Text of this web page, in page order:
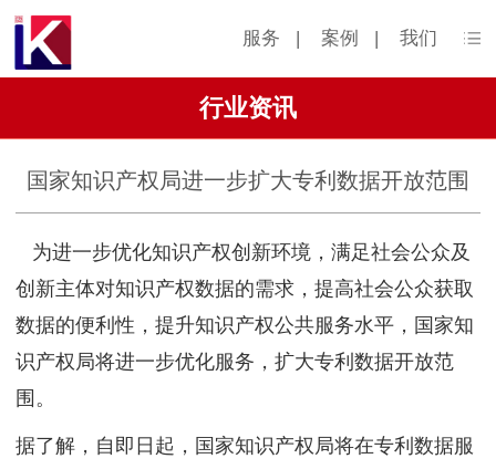
服务 | 案例 | 我们
行业资讯
国家知识产权局进一步扩大专利数据开放范围
为进一步优化知识产权创新环境，满足社会公众及
创新主体对知识产权数据的需求，提高社会公众获取
数据的便利性，提升知识产权公共服务水平，国家知
识产权局将进一步优化服务，扩大专利数据开放范
围。
据了解，自即日起，国家知识产权局将在专利数据服